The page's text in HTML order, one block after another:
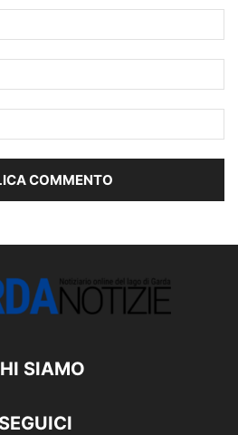
SIAMO
SEGUICI